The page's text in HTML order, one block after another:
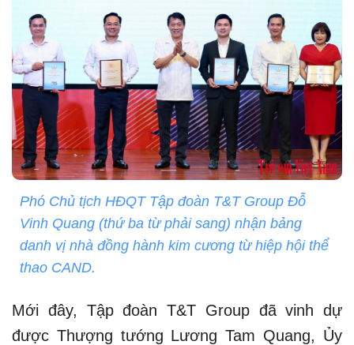
Phó Chủ tịch HĐQT Tập đoàn T&T Group Đỗ
Vinh Quang (thứ ba từ phải sang) nhận bảng
danh vị nhà đồng hành kim cương từ hiệp hội thể
thao CAND.
Mới đây, Tập đoàn T&T Group đã vinh dự
được Thượng tướng Lương Tam Quang, Ủy